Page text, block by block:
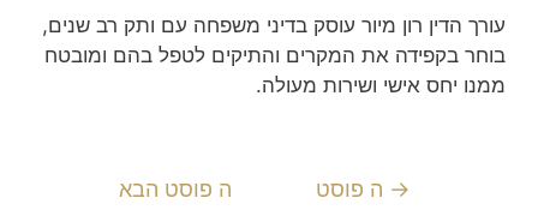
עורך הדין רון מיור עוסק בדיני משפחה עם ותק רב שנים,
בוחר בקפידה את המקרים והתיקים לטפל בהם ומובטח
ממנו יחס אישי ושירות מעולה.
→ ה פוסט
ה פוסט הבא